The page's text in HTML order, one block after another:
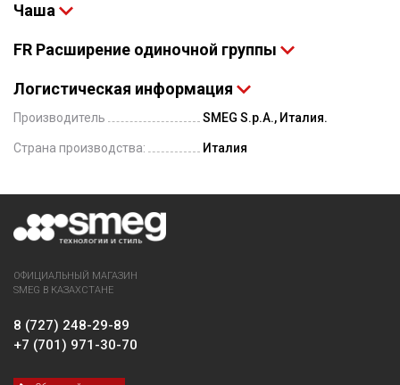
Чаша
FR Расширение одиночной группы
Логистическая информация
Производитель SMEG S.p.A., Италия.
Страна производства: Италия
ОФИЦИАЛЬНЫЙ МАГАЗИН
SMEG В КАЗАХСТАНЕ
8 (727) 248-29-89
+7 (701) 971-30-70